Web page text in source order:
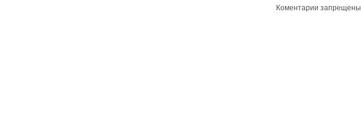
Коментарии запрещены